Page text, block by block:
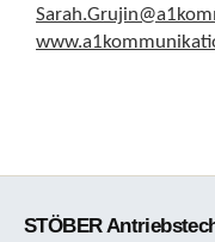
STÖBER